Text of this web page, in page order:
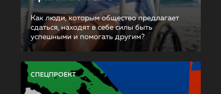
Как люди, которым общество предлагает
сдаться, находят в себе силы быть
успешными и помогать другим?
СПЕЦПРОЕКТ